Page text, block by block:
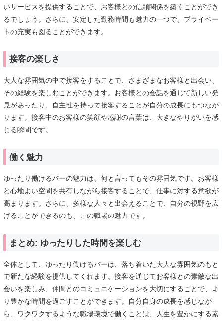
いサービスを提供することで、お客様との信頼関係を築くことができ
るでしょう。さらに、安定した勤務時間も魅力の一つで、プライベー
トの充実も図ることができます。
接客の楽しさ
大人な雰囲気の中で接客をすることで、さまざまなお客様と出会い、
その経験を楽しむことができます。お客様との会話を通じて新しい発
見があったり、自主性を持って接客することが自分の成長にもつなが
ります。接客中のお客様の笑顔や感謝の言葉は、大きなやりがいを感
じる瞬間です。
働く魅力
ゆったり働けるバーの魅力は、何と言ってもその雰囲気です。お客様
と心地よい空間を共有しながら接客することで、仕事に対する意欲が
高まります。さらに、多様な人々と出会えることで、自分の視野を広
げることができるのも、この職場の魅力です。
まとめ: ゆったりした時間を楽しむ
全体として、ゆったり働けるバーは、落ち着いた大人な雰囲気のもと
で新たな経験を提供してくれます。接客を通じてお客様との素敵な出
会いを楽しみ、仲間とのコミュニケーションを大切にすることで、よ
り豊かな時間を過ごすことができます。自分自身の成長を感じなが
ら、ワクワクするような職場環境で働くことは、人生を豊かにする素